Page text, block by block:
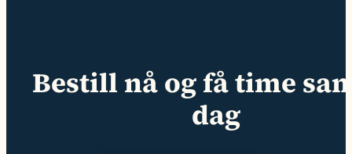
Bestill nå og få time
dag